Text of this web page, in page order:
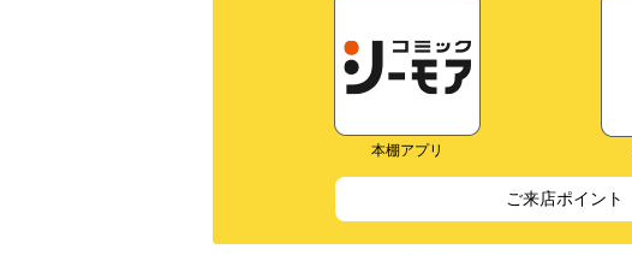
本棚アプリ
ご来店ポイント